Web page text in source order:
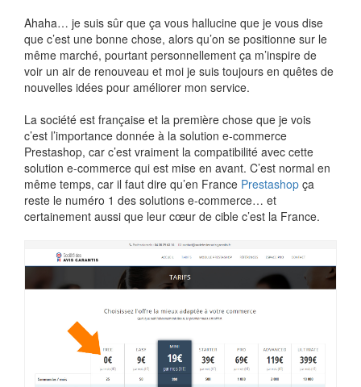
Ahaha… je suis sûr que ça vous hallucine que je vous dise
que c’est une bonne chose, alors qu’on se positionne sur le
même marché, pourtant personnellement ça m’inspire de
voir un air de renouveau et moi je suis toujours en quêtes de
nouvelles idées pour améliorer mon service.
La société est française et la première chose que je vois
c’est l’importance donnée à la solution e-commerce
Prestashop, car c’est vraiment la compatibilité avec cette
solution e-commerce qui est mise en avant. C’est normal en
même temps, car il faut dire qu’en France Prestashop ça
reste le numéro 1 des solutions e-commerce… et
certainement aussi que leur cœur de cible c’est la France.